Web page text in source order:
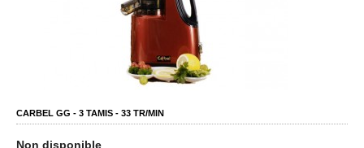
CARBEL GG - 3 TAMIS - 33 TR/MIN
Non disponible